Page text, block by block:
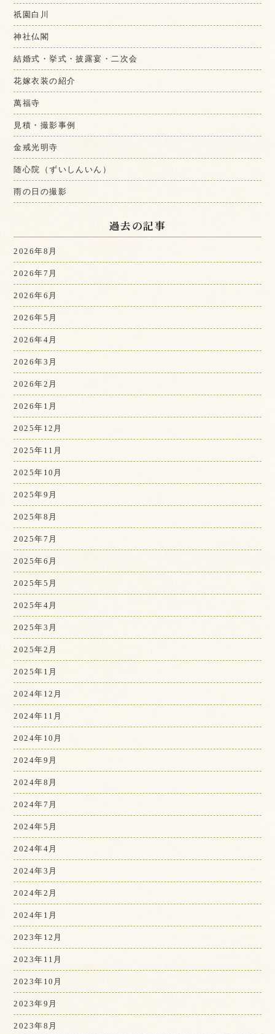
祇園白川
神社仏閣
結婚式・挙式・披露宴・二次会
花嫁衣装の紹介
萬福寺
見積・撮影事例
金戒光明寺
随心院（ずいしんいん）
雨の日の撮影
過去の記事
2026年8月
2026年7月
2026年6月
2026年5月
2026年4月
2026年3月
2026年2月
2026年1月
2025年12月
2025年11月
2025年10月
2025年9月
2025年8月
2025年7月
2025年6月
2025年5月
2025年4月
2025年3月
2025年2月
2025年1月
2024年12月
2024年11月
2024年10月
2024年9月
2024年8月
2024年7月
2024年5月
2024年4月
2024年3月
2024年2月
2024年1月
2023年12月
2023年11月
2023年10月
2023年9月
2023年8月